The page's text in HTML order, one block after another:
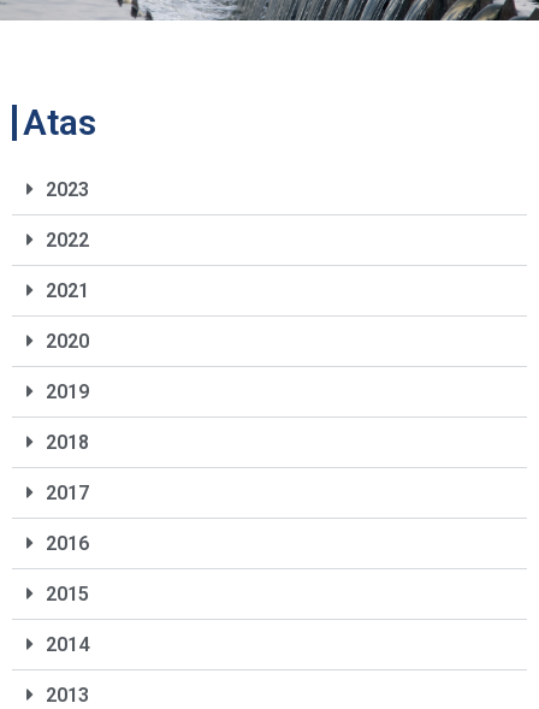
Atas
2023
2022
2021
2020
2019
2018
2017
2016
2015
2014
2013